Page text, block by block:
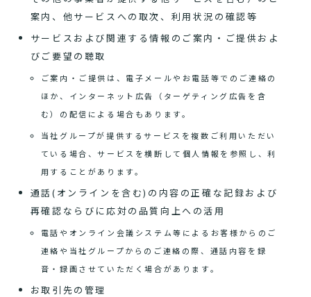
案内、他サービスへの取次、利用状況の確認等
サービスおよび関連する情報のご案内・ご提供およ
びご要望の聴取
ご案内・ご提供は、電子メールやお電話等でのご連絡の
ほか、インターネット広告（ターゲティング広告を含
む）の配信による場合もあります。
当社グループが提供するサービスを複数ご利用いただい
ている場合、サービスを横断して個人情報を参照し、利
用することがあります。
通話(オンラインを含む)の内容の正確な記録および
再確認ならびに応対の品質向上への活用
電話やオンライン会議システム等によるお客様からのご
連絡や当社グループからのご連絡の際、通話内容を録
音・録画させていただく場合があります。
お取引先の管理